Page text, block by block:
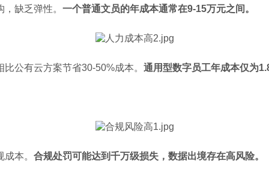
缺乏弹性。 一个普通文员的年成本通常在9-15万元之间。
公有云方案节省30-50%成本。 通用型数字员工年成本仅为
本。 合规处罚可能达到千万级损失，数据出境存在高风险。